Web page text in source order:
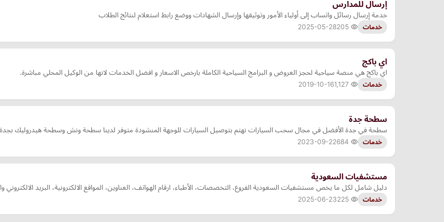
إرسال للمدارس
خدمة إرسال رسائل واتساب إلى أولياء الأمور وتوثيقها وإرسال الشهادات ووضع رابط استعلام لنتائج الطلاب
خدمات 2025-05-28
اي باكج
اي باكج هي منصة سياحية لحجز العروض و البرامج السياحية الكاملة بارخص الاسعار و افضل الخدمات لانها من الوكيل المحلي مباشرة.
خدمات 2019-10-16
سطحة جدة
سطحة في جدة الأفضل في مجال سحب السيارات نهتم بتوصيل السيارات للوجهة المنشودة متوفر لدينا سطحة ونش وسطحة هيدروليك بجدة
خدمات 2023-09-22
مستشفيات السعودية
دليل شامل لكل ما يخص مستشفيات السعودية الفروع، التخصصات، الأطباء، ارقام الهواتف، العناوين، المواقع الالكترونية، البريد الالكتروني
خدمات 2025-06-23